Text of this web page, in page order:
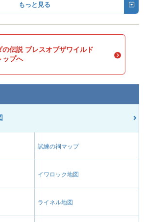
もっと見る
の伝説 ブレスオブザワイルド
ップへ
試練の祠マップ
イワロック地図
ライネル地図